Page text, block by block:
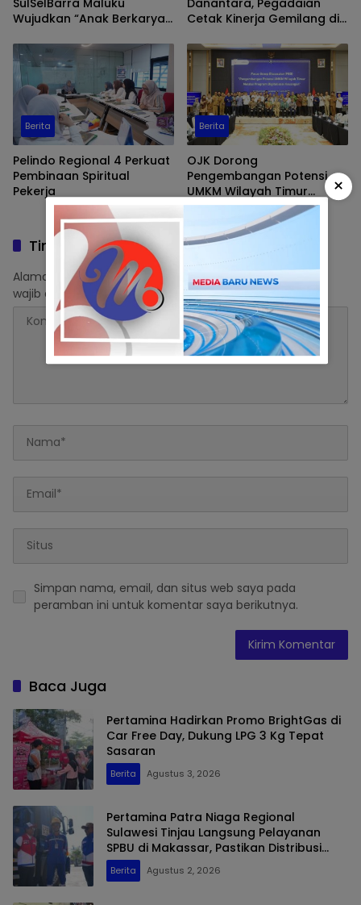
SulSelBarra Maluku
Wujudkan “Anak Berkarya,
Pameran UMKM dan Bazar
Emas
Danantara, Pegadaian
Cetak Kinerja Gemilang di
Berita
Pelindo Regional 4 Perkuat
Pembinaan Spiritual
Pekerja
Berita
OJK Dorong
Pengembangan Potensi
UMKM Wilayah Timur
Melalui Digitalisasi
Keuangan
Tinggalkan Balasan
Alamat email Anda tidak akan dipublikasikan. Ruas yang
wajib ditandai *
Simpan nama, email, dan situs web saya pada
peramban ini untuk komentar saya berikutnya.
Baca Juga
Pertamina Hadirkan Promo BrightGas di
Car Free Day, Dukung LPG 3 Kg Tepat
Sasaran
Berita Agustus 3, 2026
Pertamina Patra Niaga Regional
Sulawesi Tinjau Langsung Pelayanan
SPBU di Makassar, Pastikan Distribusi
Biosolar Berjalan Optimal
Berita Agustus 2, 2026
×